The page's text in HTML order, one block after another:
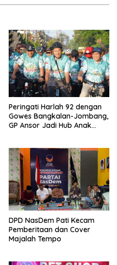
Peringati Harlah 92 dengan
Gowes Bangkalan-Jombang,
GP Ansor Jadi Hub Anak
DPD NasDem Pati Kecam
Pemberitaan dan Cover
Majalah Tempo